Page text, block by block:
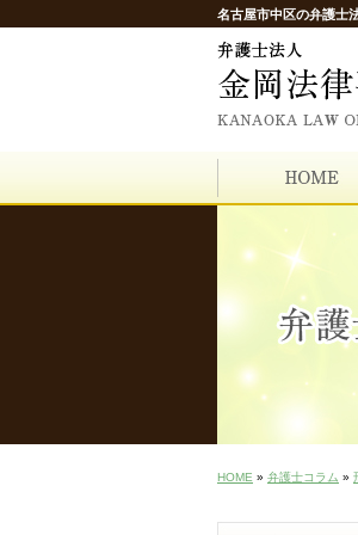
名古屋市中区の弁護士
HOME » 弁護士コラム »